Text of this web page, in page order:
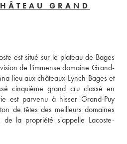
GRAND
est situé sur le plateau de Bages
de l'immense domaine Grand-
lieu aux châteaux Lynch-Bages et
cinquième grand cru classé en
est parvenu à hisser Grand-Puy
de têtes des meilleurs domaines
de la propriété s'appelle Lacoste-